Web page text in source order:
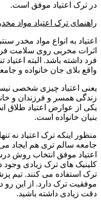
در ترک اعتیاد موفق است.
راهنمای ترک اعتیاد مواد
اعتیاد به انواع مواد مخدر
اثرات مخربی روی سلامت
فرد داشته باشد. البته اعتیاد
واقع بلای جان خانواده و
یعنی اعتیاد چیزی شخصی
زندگی همسر و فرزندان و
یکی از عوارض اعتیاد طلاق
بنیان خانواده است.
منظور اینکه ترک اعتیاد نه
جامعه سالم تری هم ایجاد
اعتیاد موفق انتخاب روش
کلینیک های ترک زیادی
ترک استفاده می کنند. تیم
موفقیت ترک دارد. از این رو
دقت زیادی داشته باشید.